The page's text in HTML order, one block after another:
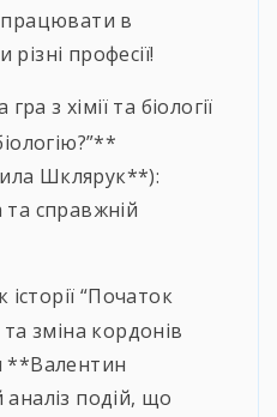
в
професії!
з хімії та біології
Шклярук**):
та справжній
“Початок
та зміна кордонів
**Валентин
подій, що